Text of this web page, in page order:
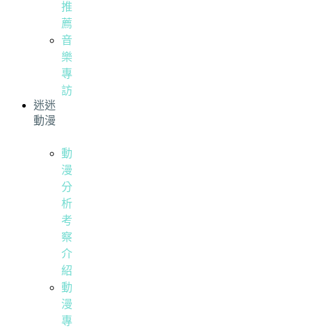
推
薦
音
樂
專
訪
迷迷
動漫
動
漫
分
析
考
察
介
紹
動
漫
專